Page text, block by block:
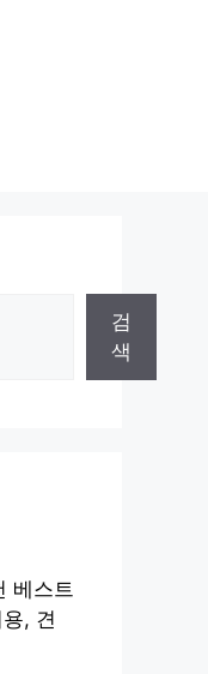
검
색
베스트
, 견